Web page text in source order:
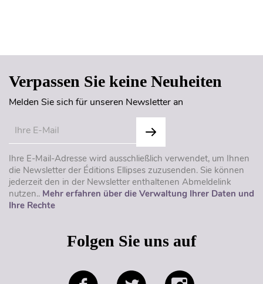
Verpassen Sie keine Neuheiten
Melden Sie sich für unseren Newsletter an
Ihre E-Mail-Adresse wird ausschließlich verwendet, um Ihnen
die Newsletter der Éditions Ellipses zuzusenden. Sie können
jederzeit den in der Newsletter enthaltenen Abmeldelink
nutzen.. Mehr erfahren über die Verwaltung Ihrer Daten und
Ihre Rechte
Folgen Sie uns auf